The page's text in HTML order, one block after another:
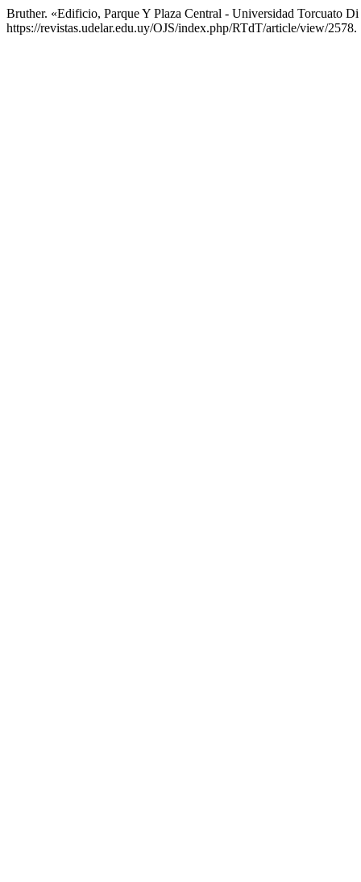
Bruther. «Edificio, Parque Y Plaza Central - Universidad Torcuato
https://revistas.udelar.edu.uy/OJS/index.php/RTdT/article/view/2578.